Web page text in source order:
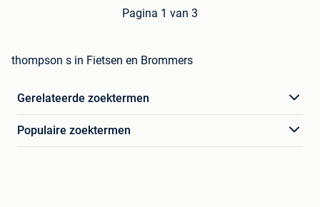
Pagina 1 van 3
thompson s in Fietsen en Brommers
Gerelateerde zoektermen
Populaire zoektermen